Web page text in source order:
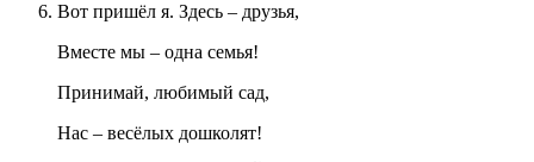
Вот пришёл я. Здесь – друзья,
Вместе мы – одна семья!
Принимай, любимый сад,
Нас – весёлых дошколят!